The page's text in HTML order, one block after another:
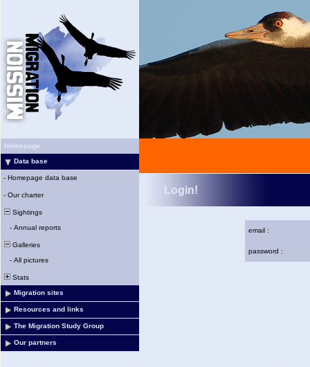
Homepage
Data base
- Homepage data base
- Our charter
Sightings
- Annual reports
Galleries
- All pictures
Stats
Migration sites
Resources and links
The Migration Study Group
Our partners
Login!
email :
password :